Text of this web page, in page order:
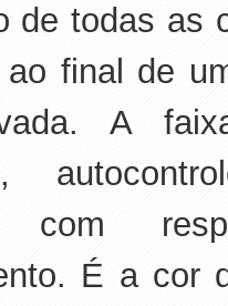
de todas as
ao final de
A
com
É a cor